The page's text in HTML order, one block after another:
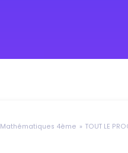
Mathématiques 4ème TOUT LE